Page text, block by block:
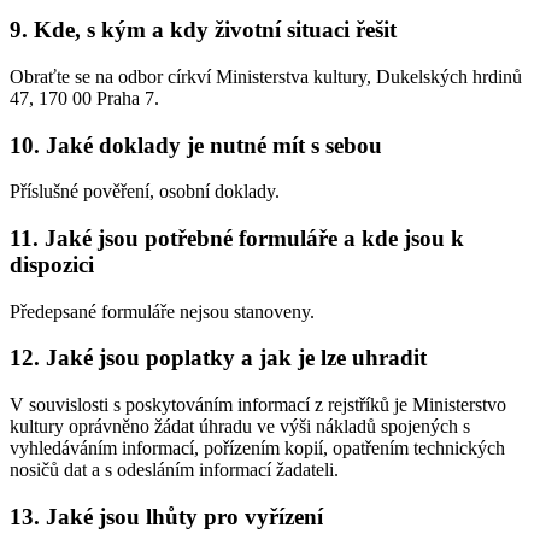
9. Kde, s kým a kdy životní situaci řešit
Obraťte se na odbor církví Ministerstva kultury, Dukelských hrdinů
47, 170 00 Praha 7.
10. Jaké doklady je nutné mít s sebou
Příslušné pověření, osobní doklady.
11. Jaké jsou potřebné formuláře a kde jsou k
dispozici
Předepsané formuláře nejsou stanoveny.
12. Jaké jsou poplatky a jak je lze uhradit
V souvislosti s poskytováním informací z rejstříků je Ministerstvo
kultury oprávněno žádat úhradu ve výši nákladů spojených s
vyhledáváním informací, pořízením kopií, opatřením technických
nosičů dat a s odesláním informací žadateli.
13. Jaké jsou lhůty pro vyřízení